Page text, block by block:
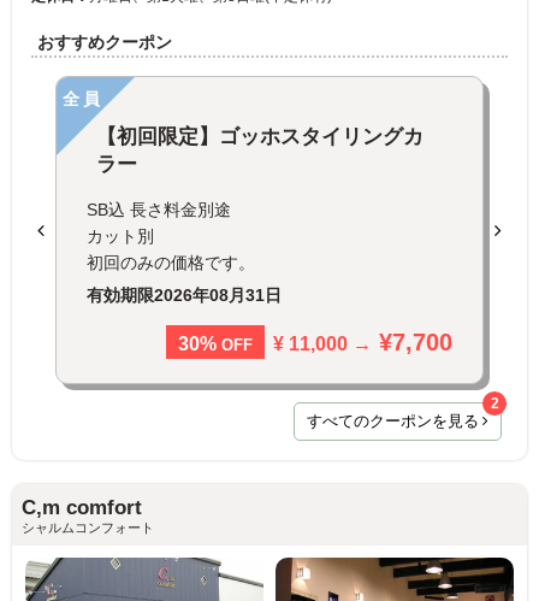
おすすめクーポン
全員
【初回限定】ゴッホスタイリングカ
ラー
SB込 長さ料金別途
カット別
初回のみの価格です。
有効期限2026年08月31日
30% OFF ¥ 11,000 → ¥7,700
すべてのクーポンを見る
2
C,m comfort
シャルムコンフォート